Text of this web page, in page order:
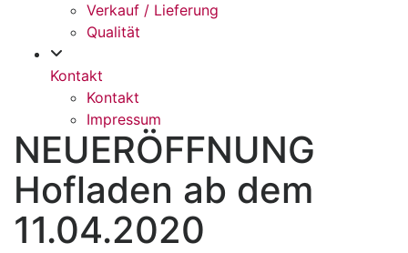
Verkauf / Lieferung
Qualität
Kontakt
Kontakt
Impressum
NEUERÖFFNUNG
Hofladen ab dem
11.04.2020